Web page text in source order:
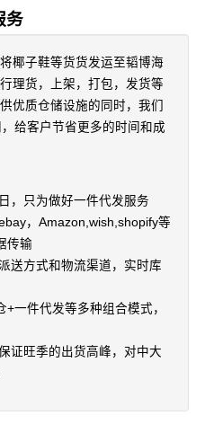
务
椰子鞋等货货发运至韬博海
理货，上架，打包，发货等
优质仓储设施的同时，我们
给客户节省更多的时间和成
，只为做好一件代发服务
，Amazon,wish,shopify等
传输
送方式和物流渠道，实时库
一件代发等多种组合模式，
证旺季的出货高峰，对中大